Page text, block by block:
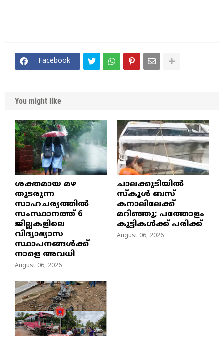
Facebook
You might like
ശക്തമായ മഴ
തുടരുന്ന
സാഹചര്യത്തിൽ
സംസ്ഥാനത്ത് 6
ജില്ലകളിലെ
വിദ്യാഭ്യാസ
സ്ഥാപനങ്ങൾക്ക്
നാളെ അവധി
August 06, 2026
ചാലക്കുടിയിൽ
സ്കൂൾ ബസ്
കനാലിലേക്ക്
മറിഞ്ഞു; പത്തോളം
കുട്ടികൾക്ക് പരിക്ക്
August 06, 2026